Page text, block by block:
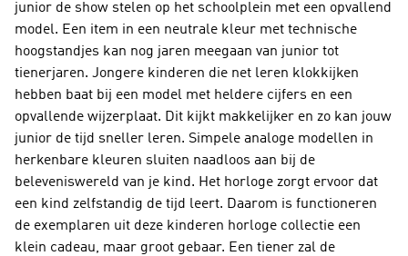
junior de show stelen op het schoolplein met een opvallend
model. Een item in een neutrale kleur met technische
hoogstandjes kan nog jaren meegaan van junior tot
tienerjaren. Jongere kinderen die net leren klokkijken
hebben baat bij een model met heldere cijfers en een
opvallende wijzerplaat. Dit kijkt makkelijker en zo kan jouw
junior de tijd sneller leren. Simpele analoge modellen in
herkenbare kleuren sluiten naadloos aan bij de
beleveniswereld van je kind. Het horloge zorgt ervoor dat
een kind zelfstandig de tijd leert. Daarom is functioneren
de exemplaren uit deze kinderen horloge collectie een
klein cadeau, maar groot gebaar. Een tiener zal de